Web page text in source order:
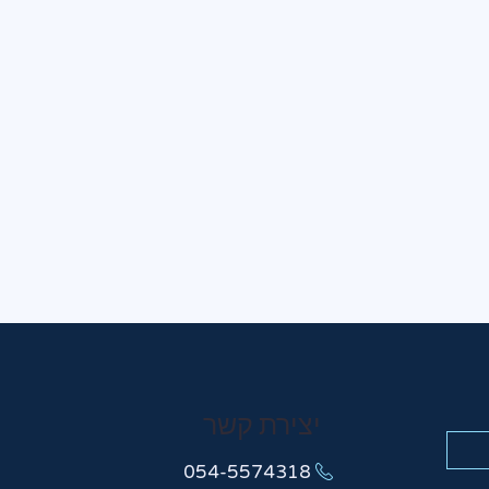
יצירת קשר
054-5574318